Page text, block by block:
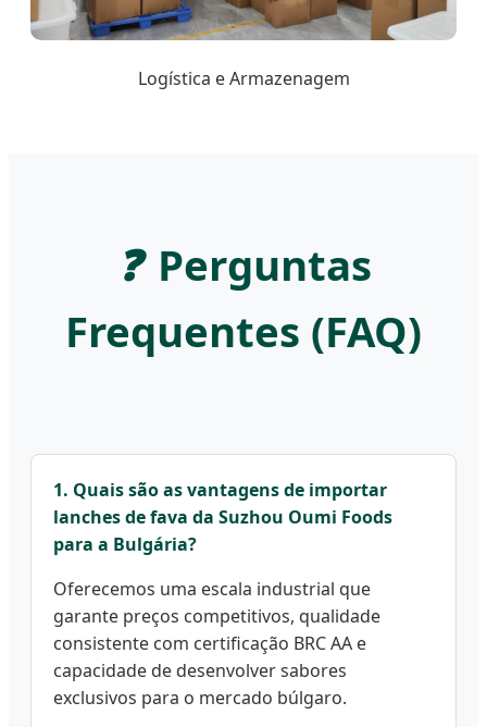
Logística e Armazenagem
❓ Perguntas
Frequentes (FAQ)
1. Quais são as vantagens de importar
lanches de fava da Suzhou Oumi Foods
para a Bulgária?
Oferecemos uma escala industrial que
garante preços competitivos, qualidade
consistente com certificação BRC AA e
capacidade de desenvolver sabores
exclusivos para o mercado búlgaro.